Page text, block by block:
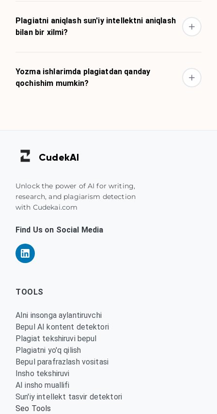
Plagiatni aniqlash sun'iy intellektni aniqlash
bilan bir xilmi?
Yozma ishlarimda plagiatdan qanday
qochishim mumkin?
CudekAI
Unlock the power of AI for writing,
research, and plagiarism detection
with Cudekai.com
Find Us on Social Media
TOOLS
AIni insonga aylantiruvchi
Bepul AI kontent detektori
Plagiat tekshiruvi bepul
Plagiatni yo'q qilish
Bepul parafrazlash vositasi
Insho tekshiruvi
AI insho muallifi
Sun'iy intellekt tasvir detektori
Seo Tools